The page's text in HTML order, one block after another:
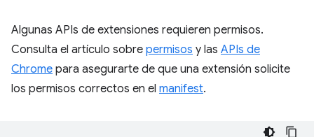
Algunas APIs de extensiones requieren permisos.
Consulta el artículo sobre permisos y las APIs de
Chrome para asegurarte de que una extensión solicite
los permisos correctos en el manifest.